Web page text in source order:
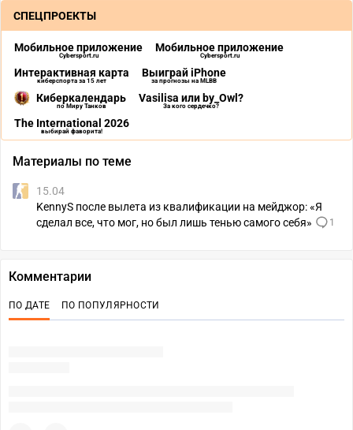
СПЕЦПРОЕКТЫ
Мобильное приложение
Cybersport.ru
Мобильное приложение
Cybersport.ru
Интерактивная карта
киберспорта за 15 лет
Выиграй iPhone
за прогнозы на MLBB
Киберкалендарь
по Миру Танков
Vasilisa или by_Owl?
За кого сердечко?
The International 2026
выбирай фаворита!
Материалы по теме
15.04
KennyS после вылета из квалификации на мейджор: «Я
сделал все, что мог, но был лишь тенью самого себя»
1
Комментарии
ПО ДАТЕ ПО ПОПУЛЯРНОСТИ